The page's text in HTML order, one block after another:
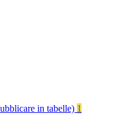
in tabelle) 1